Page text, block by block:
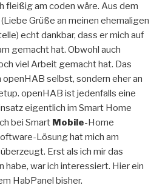
fleißig am coden wäre. Aus dem
Grüße an meinen ehemaligen
echt dankbar, dass er mich auf
gemacht hat. Obwohl auch
viel Arbeit gemacht hat. Das
selbst, sondern eher an
openHAB ist jedenfalls eine
eigentlich im Smart Home
bei Smart Mobile-Home
Lösung hat mich am
Erst als ich mir das
habe, war ich interessiert. Hier ein
HabPanel bisher.